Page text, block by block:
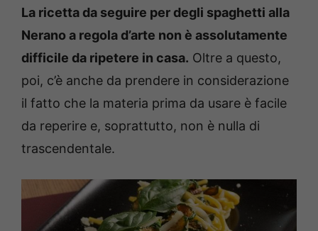
La ricetta da seguire per degli spaghetti alla
Nerano a regola d’arte non è assolutamente
difficile da ripetere in casa. Oltre a questo,
poi, c’è anche da prendere in considerazione
il fatto che la materia prima da usare è facile
da reperire e, soprattutto, non è nulla di
trascendentale.